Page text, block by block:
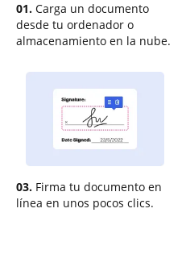
01. Carga un documento
desde tu ordenador o
almacenamiento en la nube.
03. Firma tu documento en
línea en unos pocos clics.